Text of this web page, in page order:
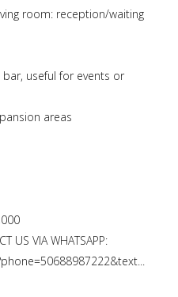
room: reception/waiting
useful for events or
areas
US VIA WHATSAPP: